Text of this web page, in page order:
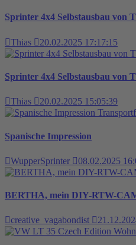
Sprinter 4x4 Selbstausbau von
Thias
20.02.2025 17:17:15
Sprinter 4x4 Selbstausbau von
Thias
20.02.2025 15:05:39
Spanische Impression
WupperSprinter
08.02.2025
BERTHA, mein DIY-RTW-
creative_vagabondist